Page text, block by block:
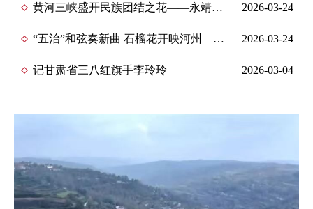
黄河三峡盛开民族团结之花——永靖县“文旅融合+民族团结”发展纪实 2026-03-24
“五治”和弦奏新曲 石榴花开映河州—临夏州民族团结进步创建的基层治理创新实践 2026-03-24
记甘肃省三八红旗手李玲玲 2026-03-04